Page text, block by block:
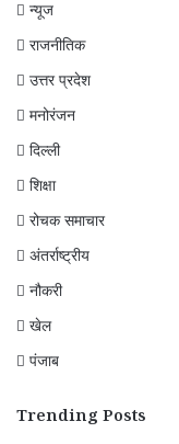
न्यूज
राजनीतिक
उत्तर प्रदेश
मनोरंजन
दिल्ली
शिक्षा
रोचक समाचार
अंतर्राष्ट्रीय
नौकरी
खेल
पंजाब
Trending Posts